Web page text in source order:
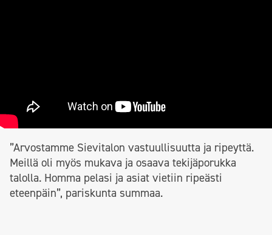
”Arvostamme Sievitalon vastuullisuutta ja ripeyttä.
Meillä oli myös mukava ja osaava tekijäporukka
talolla. Homma pelasi ja asiat vietiin ripeästi
eteenpäin”, pariskunta summaa.